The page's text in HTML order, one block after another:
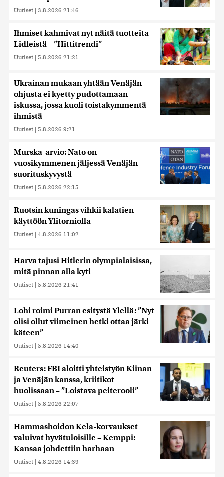
Uutiset | 3.8.2026 21:46
Ihmiset kahmivat nyt näitä tuotteita
Lidleistä – ”Hittitrendi”
Uutiset | 5.8.2026 21:21
Ukrainan mukaan yhtään Venäjän
ohjusta ei kyetty pudottamaan
iskussa, jossa kuoli toistakymmentä
ihmistä
Uutiset | 5.8.2026 9:21
Murska-arvio: Nato on
vuosikymmenen jäljessä Venäjän
suorituskyvystä
Uutiset | 5.8.2026 22:15
Ruotsin kuningas vihkii kalatien
käyttöön Ylitorniolla
Uutiset | 4.8.2026 11:02
Harva tajusi Hitlerin olympialaisissa,
mitä pinnan alla kyti
Uutiset | 5.8.2026 21:41
Lohi roimi Purran esitystä Ylellä: ”Nyt
olisi ollut viimeinen hetki ottaa järki
käteen”
Uutiset | 5.8.2026 14:40
Reuters: FBI aloitti yhteistyön Kiinan
ja Venäjän kanssa, kriitikot
huolissaan – ”Loistava peiterooli”
Uutiset | 5.8.2026 22:07
Hammashoidon Kela-korvaukset
valuivat hyvätuloisille – Kemppi:
Kansaa johdettiin harhaan
Uutiset | 4.8.2026 14:39